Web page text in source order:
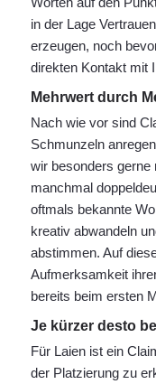
in der Lage
erzeugen, noch
direkten Kontakt mit
Mehrwert durch
Nach wie vor sind
Schmunzeln
wir besonders gerne
manchmal
oftmals bekannte
kreativ abwandeln
abstimmen. Auf
Aufmerksamkeit
bereits beim ersten
Je kürzer desto
Für Laien ist ein
der Platzierung zu